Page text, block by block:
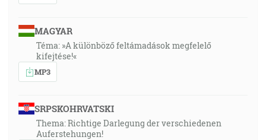
MAGYAR
Téma: »A különböző feltámadások megfelelő
kifejtése!«
MP3
SRPSKOHRVATSKI
Thema: Richtige Darlegung der verschiedenen
Auferstehungen!